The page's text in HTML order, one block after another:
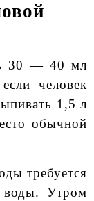
30 — 40 мл
человек
1,5 л
обычной
требуется
воды. Утром